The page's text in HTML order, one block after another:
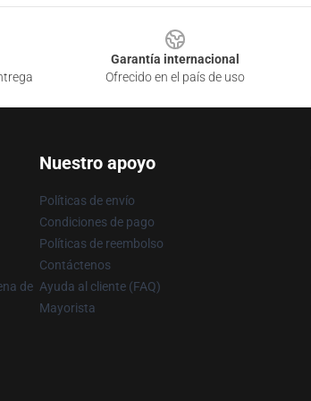
Garantía internacional
Ofrecido en el país de uso
de
Nuestro apoyo
Políticas de envío
Condiciones de pago
Políticas de reembolso
Contáctenos
Ayuda al cliente (FAQ)
Mayorista